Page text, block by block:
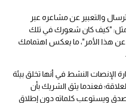
والتعبير عن مشاعره عبر
مثل: "كيف كان شعورك في تلك
عن هذا الأمر"، ما يعكس اهتمامك
الإنصات النشط في أنها تخلق بيئة
فعندما يثق الشريك بأن
ويستوعب كلماته دون إطلاق